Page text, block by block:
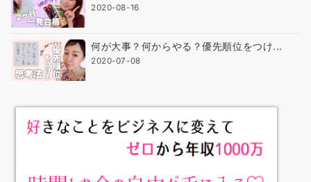
2020-08-16
何が大事？何からやる？優先順位をつけ...
2020-07-08